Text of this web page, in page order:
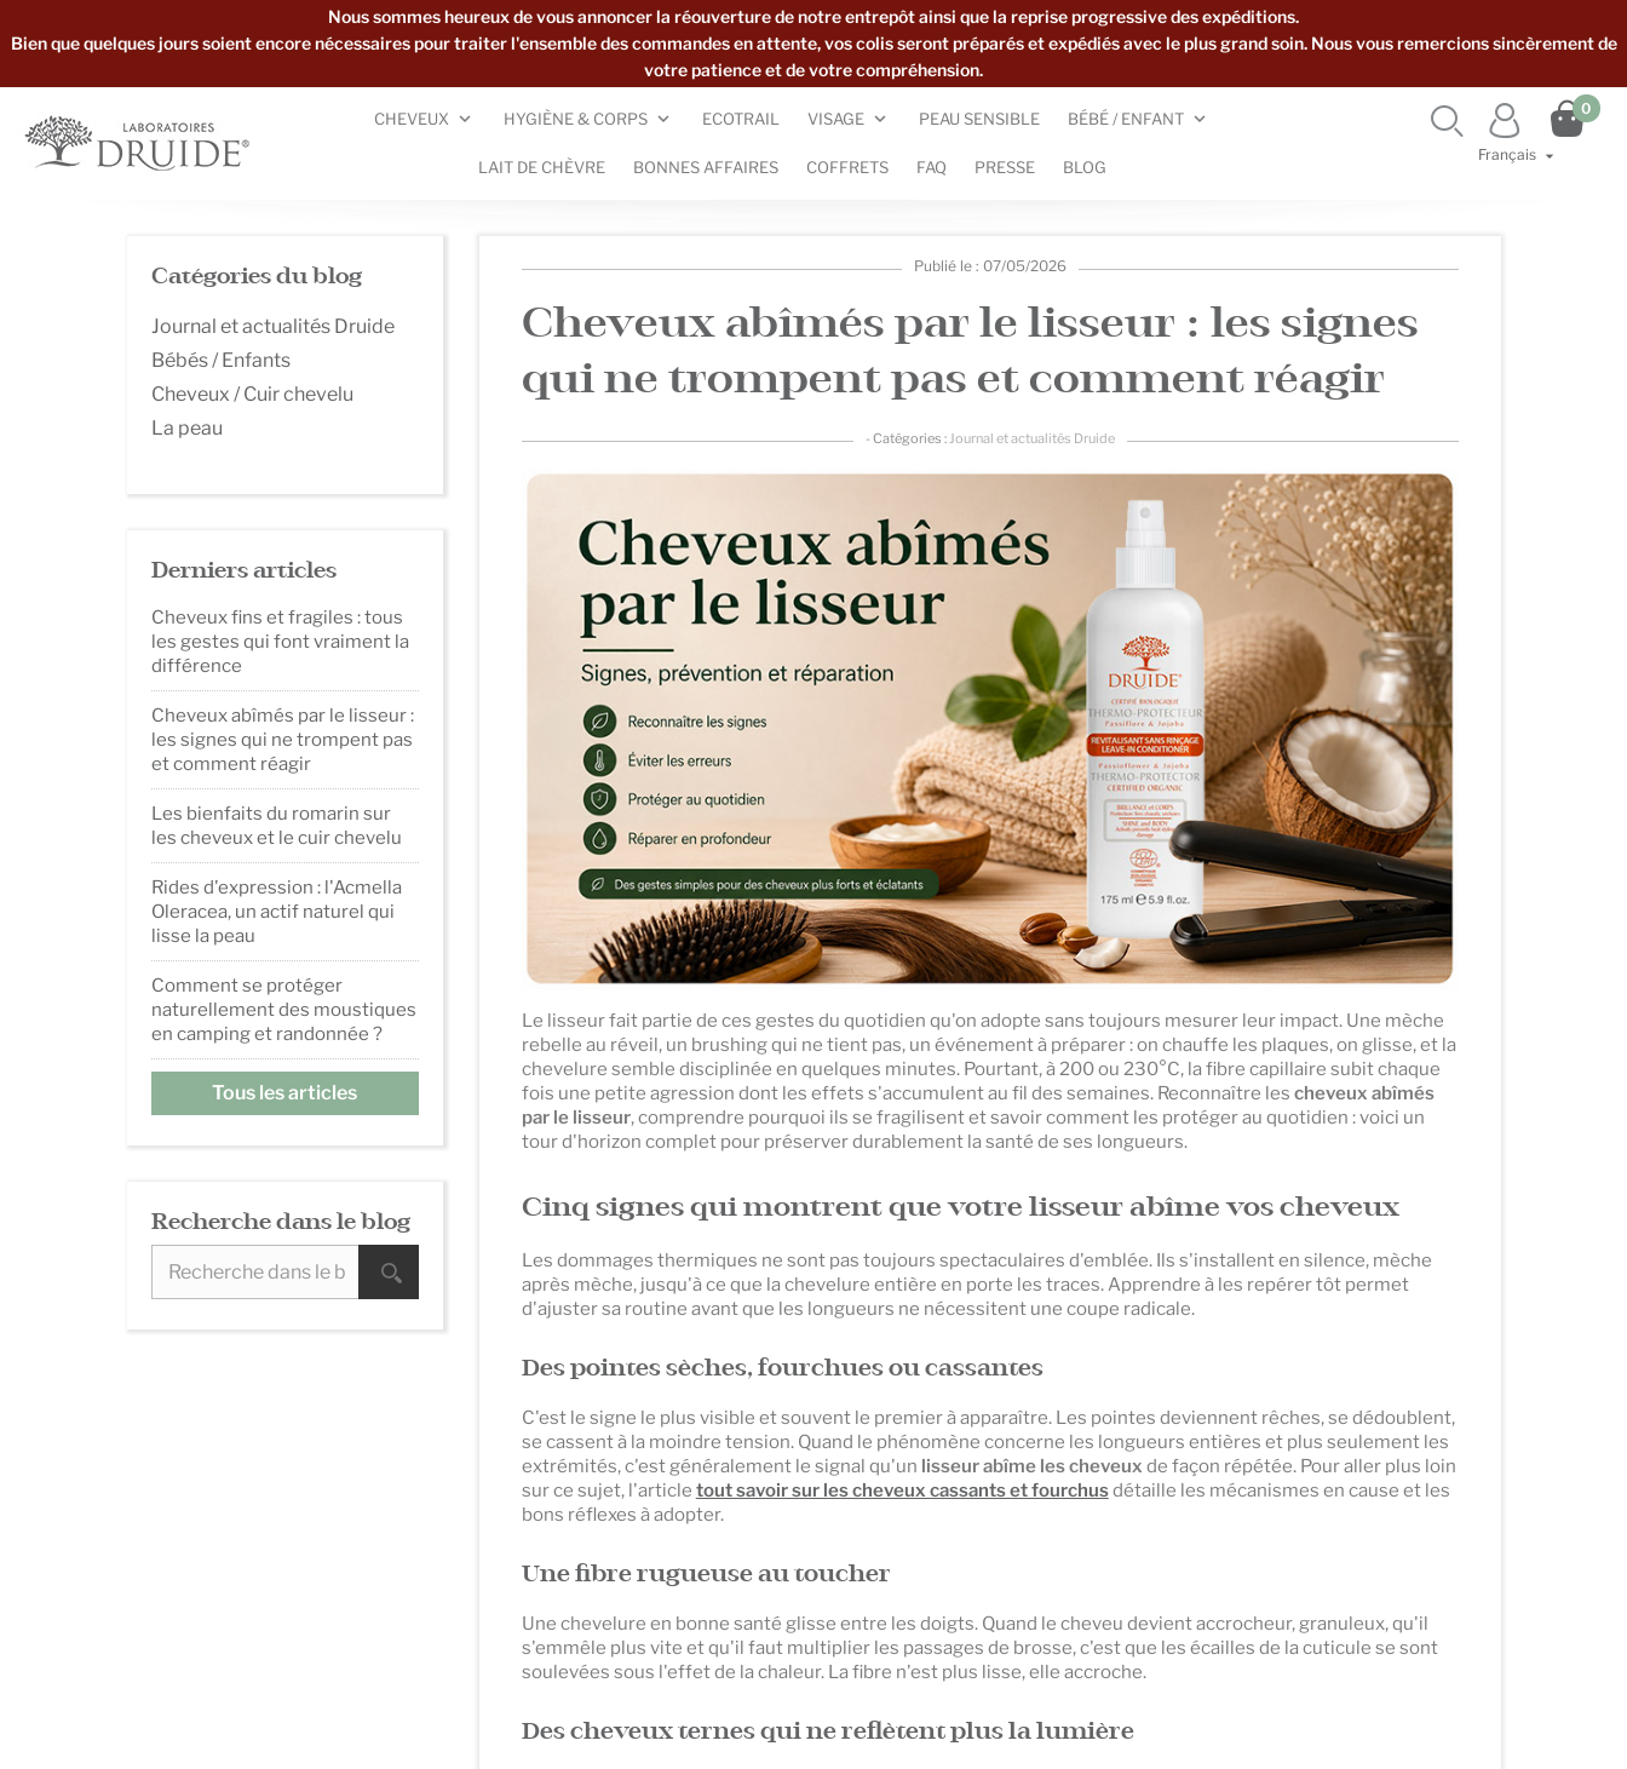
Nous sommes heureux de vous annoncer la réouverture de notre entrepôt ainsi que la reprise progressive des expéditions.
Bien que quelques jours soient encore nécessaires pour traiter l'ensemble des commandes en attente, vos colis seront préparés et expédiés avec le plus grand soin. Nous vous remercions sincèrement de
votre patience et de votre compréhension.
CHEVEUX HYGIÈNE & CORPS ECOTRAIL VISAGE PEAU SENSIBLE BÉBÉ / ENFANT
LAIT DE CHÈVRE BONNES AFFAIRES COFFRETS FAQ PRESSE BLOG
Français 

0


Catégories du blog
Journal et actualités Druide
Bébés / Enfants
Cheveux / Cuir chevelu
La peau
Derniers articles
Cheveux fins et fragiles : tous
les gestes qui font vraiment la
différence
Cheveux abîmés par le lisseur :
les signes qui ne trompent pas
et comment réagir
Les bienfaits du romarin sur
les cheveux et le cuir chevelu
Rides d'expression : l'Acmella
Oleracea, un actif naturel qui
lisse la peau
Comment se protéger
naturellement des moustiques
en camping et randonnée ?
Tous les articles
Recherche dans le blog
Publié le : 07/05/2026
Cheveux abîmés par le lisseur : les signes
qui ne trompent pas et comment réagir
- Catégories : Journal et actualités Druide
Le lisseur fait partie de ces gestes du quotidien qu'on adopte sans toujours mesurer leur impact. Une mèche
rebelle au réveil, un brushing qui ne tient pas, un événement à préparer : on chauffe les plaques, on glisse, et la
chevelure semble disciplinée en quelques minutes. Pourtant, à 200 ou 230°C, la fibre capillaire subit chaque
fois une petite agression dont les effets s'accumulent au fil des semaines. Reconnaître les cheveux abîmés
par le lisseur, comprendre pourquoi ils se fragilisent et savoir comment les protéger au quotidien : voici un
tour d'horizon complet pour préserver durablement la santé de ses longueurs.
Cinq signes qui montrent que votre lisseur abîme vos cheveux
Les dommages thermiques ne sont pas toujours spectaculaires d'emblée. Ils s'installent en silence, mèche
après mèche, jusqu'à ce que la chevelure entière en porte les traces. Apprendre à les repérer tôt permet
d'ajuster sa routine avant que les longueurs ne nécessitent une coupe radicale.
Des pointes sèches, fourchues ou cassantes
C'est le signe le plus visible et souvent le premier à apparaître. Les pointes deviennent rêches, se dédoublent,
se cassent à la moindre tension. Quand le phénomène concerne les longueurs entières et plus seulement les
extrémités, c'est généralement le signal qu'un lisseur abîme les cheveux de façon répétée. Pour aller plus loin
sur ce sujet, l'article tout savoir sur les cheveux cassants et fourchusdétaille les mécanismes en cause et les
bons réflexes à adopter.
Une fibre rugueuse au toucher
Une chevelure en bonne santé glisse entre les doigts. Quand le cheveu devient accrocheur, granuleux, qu'il
s'emmêle plus vite et qu'il faut multiplier les passages de brosse, c'est que les écailles de la cuticule se sont
soulevées sous l'effet de la chaleur. La fibre n'est plus lisse, elle accroche.
Des cheveux ternes qui ne reflètent plus la lumière